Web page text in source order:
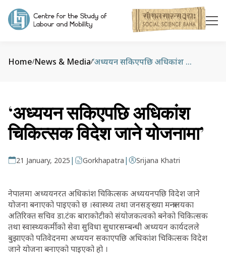
Home/News & Media/ ‘अध्ययन सकिएपछि अधिकांश चिकित्सक विदेश जाने योजनामा’
‘अध्ययन सकिएपछि अधिकांश
चिकित्सक विदेश जाने योजनामा’
21 January, 2025 | Gorkhapatra | Srijana Khatri
नेपालमा अध्ययनरत अधिकांश चिकित्सक अध्ययनपछि विदेश जाने
योजना बनाएको पाइएको छ ।स्वास्थ्य तथा जनसङ्ख्या मन्त्रालयका
अतिरिक्त सचिव डा.टंक बाराकोटीको संयोजकत्वको बनेको चिकित्सक
तथा स्वास्थ्यकर्मीको सेवा सुविधा सुधारसम्बन्धी अध्ययन कार्यदलले
बुझाएको पतिवेदनमा अध्ययन सकाएपछि अधिकांश चिकित्सक विदेश
जाने योजना बनाएको पाइएको हो ।